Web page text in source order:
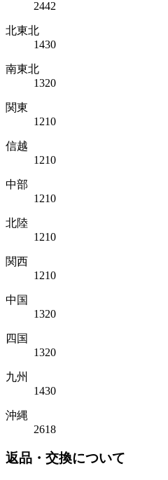
2442
北東北
1430
南東北
1320
関東
1210
信越
1210
中部
1210
北陸
1210
関西
1210
中国
1320
四国
1320
九州
1430
沖縄
2618
返品・交換について